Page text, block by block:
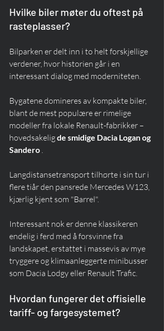
Hvilke biler møter du oftest på
rasteplasser?
Bilparken er delt inn i to helt forskjellige
verdener, hvor historien går i en
interessant dialog med moderniteten.
Bygatene domineres av kompakte biler,
blant de mest populære er rimelige
modeller fra lokale Renault-fabrikker –
hovedsakelig de smidige Dacia Logan og
Sandero
Langdistansetransport tilhørte i sin tur i
flere tiår den pansrede Mercedes W123,
kjærlig kjent som "Barrel".
Interessant nok er denne klassikeren
endelig i ferd med å forsvinne fra
landskapet, erstattet i massevis av mye
tryggere og klimaanleggerte minibusser
som Dacia Lodgy eller Renault Trafic.
Hvordan fungerer det offisielle
tariff- og fargesystemet?